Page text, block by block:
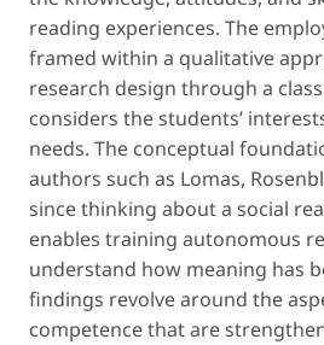
reading experiences. The
framed within a qualitative
research design through a
considers the students’
needs. The conceptual
authors such as Lomas,
since thinking about a social
enables training autonomous
understand how meaning has
findings revolve around the
competence that are